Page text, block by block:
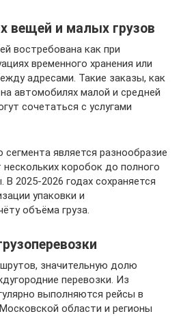
вещей и малых грузов
востребована как при
временного хранения или
адресами. Такие заказы, как
автомобилях малой и средней
сочетаться с услугами
является разнообразие
коробок до полного
2025-2026 годах сохраняется
упаковки и
объёма груза.
значительную долю
перевозки. Из
выполняются рейсы в
области и регионы